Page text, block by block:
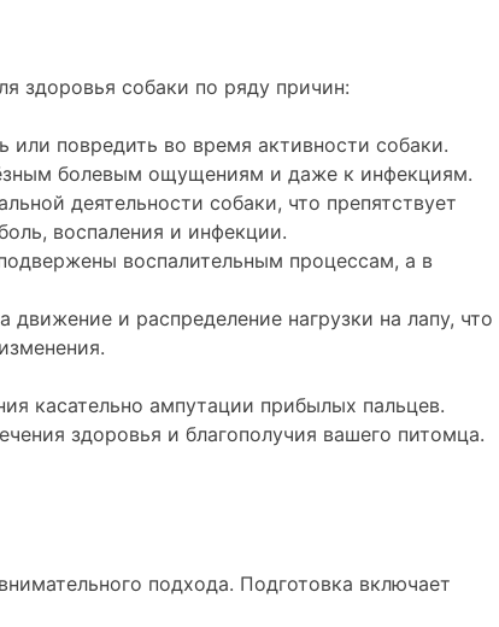
здоровья собаки по ряду причин:
или повредить во время активности собаки.
болевым ощущениям и даже к инфекциям.
деятельности собаки, что препятствует
воспаления и инфекции.
воспалительным процессам, а в
и распределение нагрузки на лапу, что
касательно ампутации прибылых пальцев.
здоровья и благополучия вашего питомца.
подхода. Подготовка включает